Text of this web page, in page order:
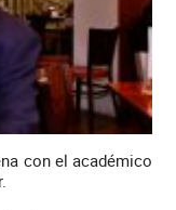
con el académico